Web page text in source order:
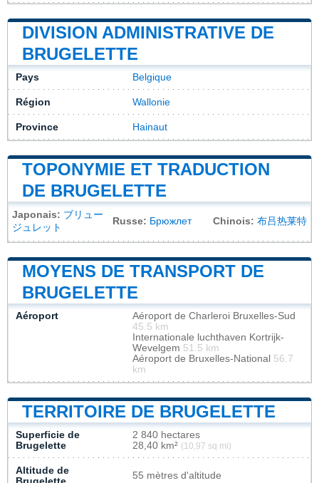
DIVISION ADMINISTRATIVE DE
BRUGELETTE
Pays Belgique
Région Wallonie
Province Hainaut
TOPONYMIE ET TRADUCTION
DE BRUGELETTE
Japonais: ブリュー
ジュレット
Russe: Брюжлет Chinois: 布吕热莱特
MOYENS DE TRANSPORT DE
BRUGELETTE
Aéroport
Aéroport de Charleroi Bruxelles-Sud
45.5 km
Internationale luchthaven Kortrijk-
Wevelgem 51.5 km
Aéroport de Bruxelles-National 56.7
km
TERRITOIRE DE BRUGELETTE
Superficie de
Brugelette
2 840 hectares
28,40 km² (10,97 sq mi)
Altitude de
55 mètres d'altitude